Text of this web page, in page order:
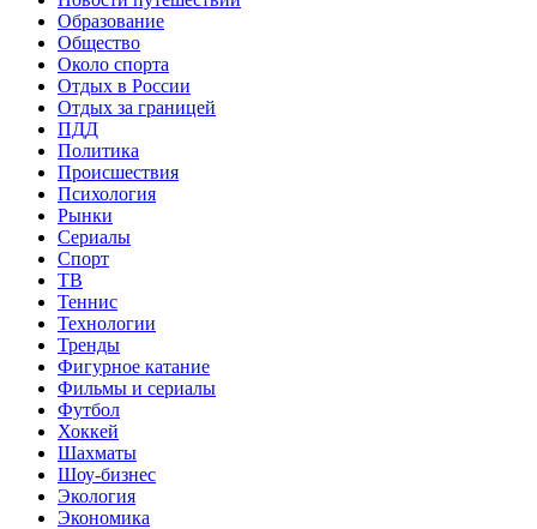
Образование
Общество
Около спорта
Отдых в России
Отдых за границей
ПДД
Политика
Происшествия
Психология
Рынки
Сериалы
Спорт
ТВ
Теннис
Технологии
Тренды
Фигурное катание
Фильмы и сериалы
Футбол
Хоккей
Шахматы
Шоу-бизнес
Экология
Экономика